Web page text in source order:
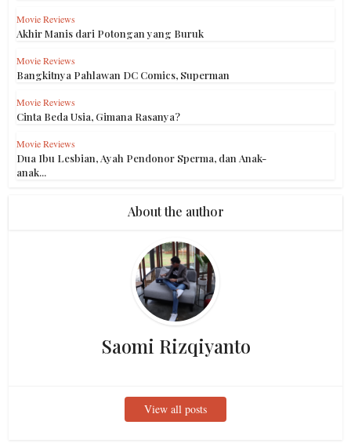
Movie Reviews
Akhir Manis dari Potongan yang Buruk
Movie Reviews
Bangkitnya Pahlawan DC Comics, Superman
Movie Reviews
Cinta Beda Usia, Gimana Rasanya?
Movie Reviews
Dua Ibu Lesbian, Ayah Pendonor Sperma, dan Anak-
anak...
About the author
Saomi Rizqiyanto
View all posts